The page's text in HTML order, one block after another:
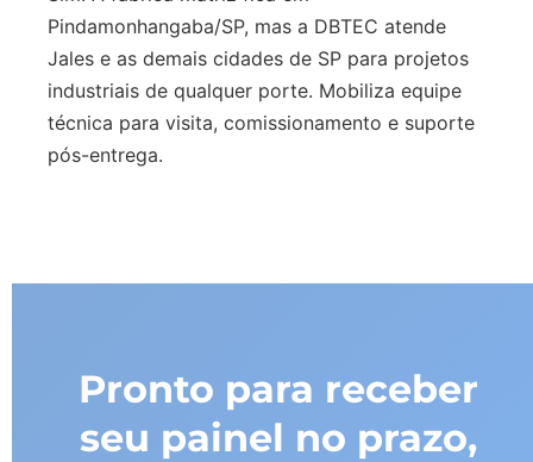
Pindamonhangaba/SP, mas a DBTEC atende
Jales e as demais cidades de SP para projetos
industriais de qualquer porte. Mobiliza equipe
técnica para visita, comissionamento e suporte
pós-entrega.
Pronto para receber
seu painel no prazo,